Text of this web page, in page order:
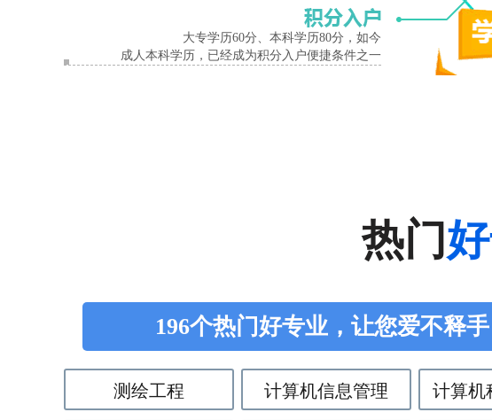
大专学历60分、本科学历80分，如今
成人本科学历，已经成为积分入户便捷条件之一
热门
196个热门好专业，让您爱不释
测绘工程 计算机信息管理 计算机